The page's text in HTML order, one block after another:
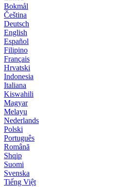
Bokmål
Čeština
Deutsch
English
Español
Filipino
Français
Hrvatski
Indonesia
Italiana
Kiswahili
Magyar
Melayu
Nederlands
Polski
Português
Română
Shqip
Suomi
Svenska
Tiếng Việt